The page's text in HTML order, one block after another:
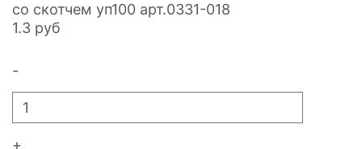
со скотчем уп100 арт.0331-018
1.3 руб
-
+